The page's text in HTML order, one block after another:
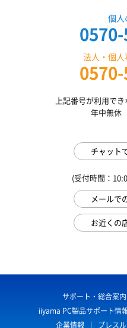
個人
法人・個
上記番号が利用で
年中無休
チャット
(受付時間：
メールで
お近くの
サポート・総合案内
iiyama PC製品サポート情
企業情報
プレス